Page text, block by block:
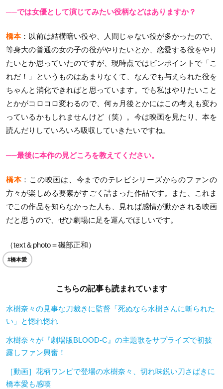
──では女優として演じてみたい役柄などはありますか？
橋本：以前は結構暗い役や、人間じゃない役が多かったので、
等身大の普通の女の子の役がやりたいとか、恋愛する役をやり
たいとか思っていたのですが、現時点ではピンポイントで「こ
れだ！」というものはあまりなくて、なんでも与えられた役を
ちゃんと消化できればと思っています。でも私はやりたいこと
とかがコロコロ変わるので、何ヵ月後とかにはこの考えも変わ
っているかもしれませんけど（笑）。今は映画を見たり、本を
読んだりしていろいろ吸収していきたいですね。
──最後に本作の見どころを教えてください。
橋本：この映画は、今までのテレビシリーズからのファンの
方々が楽しめる要素がすごく詰まった作品です。また、これま
でこの作品を知らなかった人も、見れば感情が動かされる映画
だと思うので、ぜひ劇場に足を運んでほしいです。
（text＆photo＝磯部正和）
#橋本愛
こちらの記事も読まれています
水樹奈々の見事な刀裁きに監督「死ぬなら水樹さんに斬られた
い」と惚れ惚れ
水樹奈々が『劇場版BLOOD-C』の主題歌をサプライズで初披
露しファン興奮！
［動画］花柄ワンピで登場の水樹奈々、切れ味鋭い刀さばきに
橋本愛も感嘆